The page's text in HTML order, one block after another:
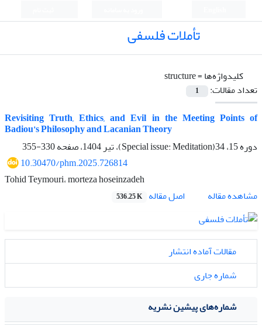
تأملات فلسفی
کلیدواژه‌ها =structure
تعداد مقالات:
1
Revisiting Truth, Ethics, and Evil in the Meeting Points of
Badiou’s Philosophy and Lacanian Theory
دوره 15، 34(Special issue: Meditation)، تیر 1404، صفحه
330-355
10.30470/phm.2025.726814
Tohid Teymouri، morteza hoseinzadeh
مشاهده مقاله
اصل مقاله 536.25 K
مقالات آماده انتشار
شماره جاری
شماره‌های پیشین نشریه